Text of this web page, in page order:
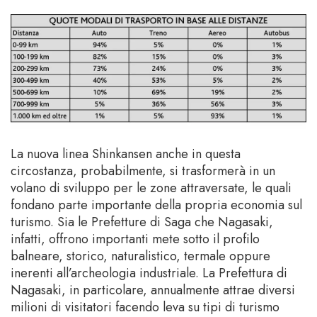
La nuova linea Shinkansen anche in questa
circostanza, probabilmente, si trasformerà in un
volano di sviluppo per le zone attraversate, le quali
fondano parte importante della propria economia sul
turismo. Sia le Prefetture di Saga che Nagasaki,
infatti, offrono importanti mete sotto il profilo
balneare, storico, naturalistico, termale oppure
inerenti all’archeologia industriale. La Prefettura di
Nagasaki, in particolare, annualmente attrae diversi
milioni di visitatori facendo leva su tipi di turismo